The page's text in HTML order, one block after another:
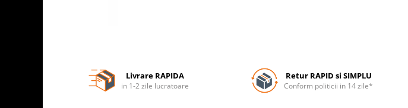
Livrare RAPIDA
in 1-2 zile lucratoare
Retur RAPID si SIMPLU
Conform politicii in 14 zile*